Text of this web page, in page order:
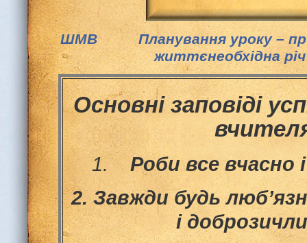
ШМВ Планування уроку –
життєнеобхідна
Основні заповіді
1. Роби все вчасно
2.Завжди будь
і